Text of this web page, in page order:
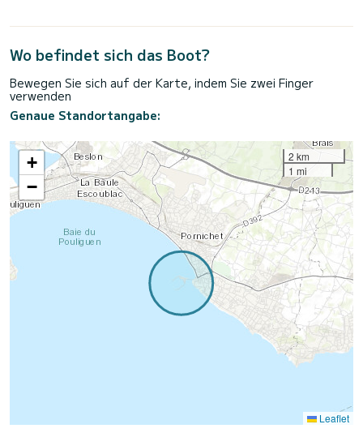
Wo befindet sich das Boot?
Bewegen Sie sich auf der Karte, indem Sie zwei Finger
verwenden
Genaue Standortangabe:
+
−
2 km
1 mi
Leaflet